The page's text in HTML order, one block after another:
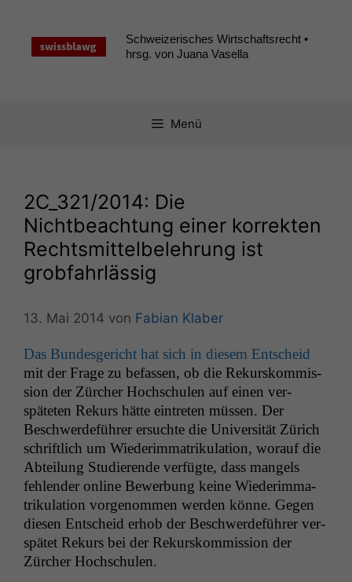
springen
Schweizerisches Wirtschaftsrecht •
hrsg. von Juana Vasella
Menü
2C_321/2014: Die
Nichtbeachtung einer korrekten
Rechtsmittelbelehrung ist
grobfahrlässig
13. Mai 2014 von Fabian Klaber
Das Bun­des­gericht hat sich in diesem Entscheid
mit der Frage zu befassen, ob die Rekurskom­mis­
sion der Zürcher Hochschulen auf einen ver­
späteten Rekurs hätte ein­treten müssen. Der
Beschw­erde­führer ersuchte die Uni­ver­sität Zürich
schriftlich um Wieder­im­ma­triku­la­tion, worauf die
Abteilung Studierende ver­fügte, dass man­gels
fehlen­der online Bewer­bung keine Wieder­im­ma­
triku­la­tion vorgenom­men wer­den könne. Gegen
diesen Entscheid erhob der Beschw­erde­führer ver­
spätet Rekurs bei der Rekurskom­mis­sion der
Zürcher Hochschulen.